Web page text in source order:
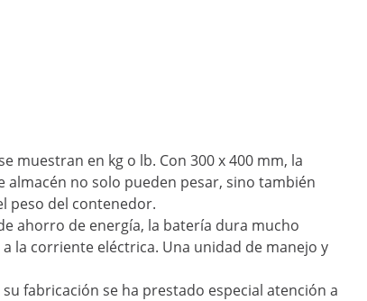
muestran en kg o lb. Con 300 x 400 mm, la
almacén no solo pueden pesar, sino también
peso del contenedor.
ahorro de energía, la batería dura mucho
la corriente eléctrica. Una unidad de manejo y
fabricación se ha prestado especial atención a